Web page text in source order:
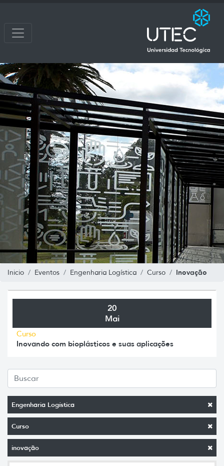
Inicio Eventos Engenharia Logística Curso Inovação
Engenharia Logística
Curso
inovação
20
Mai
Curso
Inovando com bioplásticos e suas aplicações